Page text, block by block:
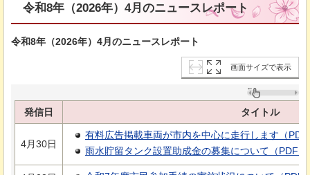
令和8年（2026年）4月のニュースレポート
令和8年（2026年）4月のニュースレポート
画面サイズで表示
発信日 タイトル
4月30日
有料広告掲載車両が市内を中心に走行します（
雨水貯留タンク設置助成金の募集について（PDF